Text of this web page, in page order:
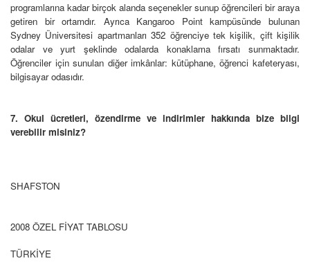
programlarına kadar birçok alanda seçenekler sunup öğrencileri bir araya
getiren bir ortamdır. Ayrıca Kangaroo Point kampüsünde bulunan
Sydney Üniversitesi apartmanları 352 öğrenciye tek kişilik, çift kişilik
odalar ve yurt şeklinde odalarda konaklama fırsatı sunmaktadır.
Öğrenciler için sunulan diğer imkânlar: kütüphane, öğrenci kafeteryası,
bilgisayar odasıdır.
7. Okul ücretleri, özendirme ve indirimler hakkında bize bilgi
verebilir misiniz?
SHAFSTON
2008 ÖZEL FİYAT TABLOSU
TÜRKİYE